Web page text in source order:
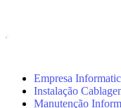
Empresa
Instalação
Manutenção